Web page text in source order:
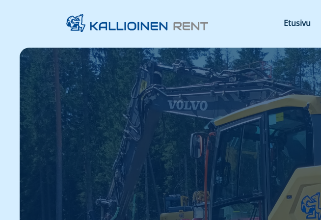
Etusivu